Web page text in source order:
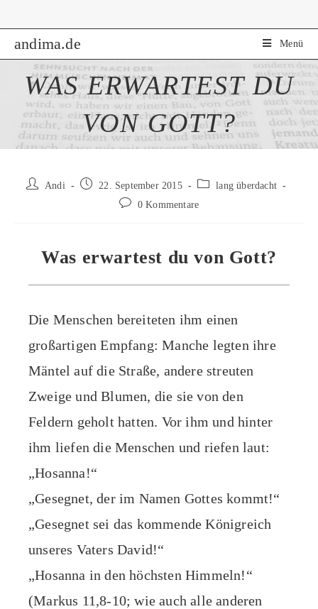
Inhalt
springen
andima.de Menü
WAS ERWARTEST DU
VON GOTT?
Beitrags-
Andi
Beitrag
veröffentlicht:
22. September 2015
Beitrags-
lang überdacht
Beitrags-0 Kommentare
Was erwartest du von Gott?
Die Menschen bereiteten ihm einen
großartigen Empfang: Manche legten ihre
Mäntel auf die Straße, andere streuten
Zweige und Blumen, die sie von den
Feldern geholt hatten. Vor ihm und hinter
ihm liefen die Menschen und riefen laut:
„Hosanna!“
„Gesegnet, der im Namen Gottes kommt!“
„Gesegnet sei das kommende Königreich
unseres Vaters David!“
„Hosanna in den höchsten Himmeln!“
(Markus 11,8-10; wie auch alle anderen